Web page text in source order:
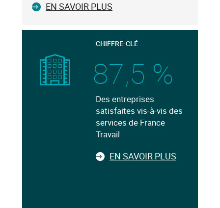
EN SAVOIR PLUS
CHIFFRE-CLÉ
87,5 %
Des entreprises
satisfaites vis-à-vis des
services de France
Travail
EN SAVOIR PLUS